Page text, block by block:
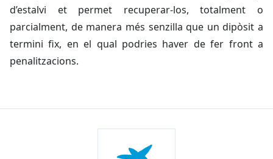
d’estalvi et permet recuperar-los, totalment o
parcialment, de manera més senzilla que un dipòsit a
termini fix, en el qual podries haver de fer front a
penalitzacions.